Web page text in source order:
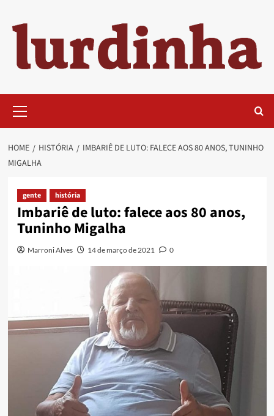
content
Menu
HOME HISTÓRIA
IMBARIÊ DE LUTO: FALECE AOS 80 ANOS, TUNINHO
MIGALHA
gente história
Imbariê de luto: falece aos 80 anos,
Tuninho Migalha
Marroni Alves 14 de março de 2021 0